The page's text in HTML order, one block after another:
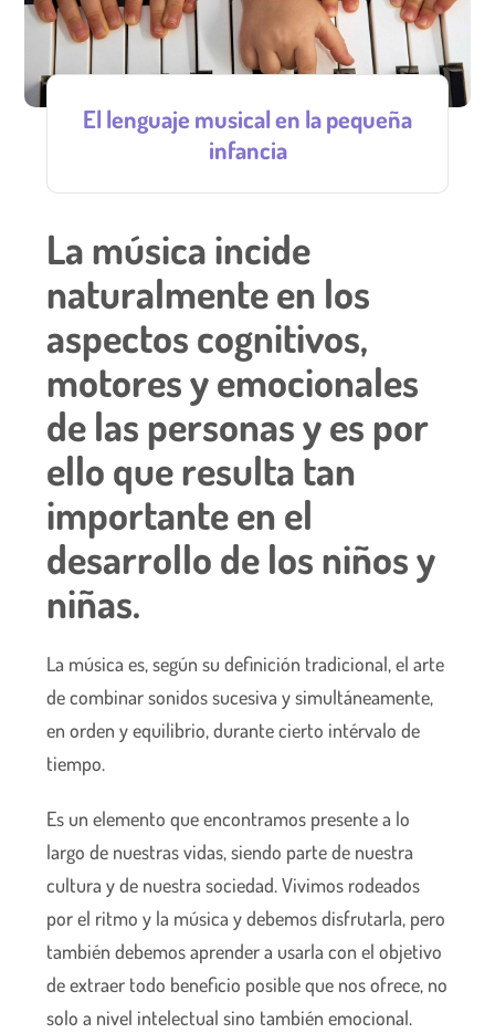
El lenguaje musical en la pequeña
infancia
La música incide
naturalmente en los
aspectos cognitivos,
motores y emocionales
de las personas y es por
ello que resulta tan
importante en el
desarrollo de los niños y
niñas.
La música es, según su definición tradicional, el arte
de combinar sonidos sucesiva y simultáneamente,
en orden y equilibrio, durante cierto intérvalo de
tiempo.
Es un elemento que encontramos presente a lo
largo de nuestras vidas, siendo parte de nuestra
cultura y de nuestra sociedad. Vivimos rodeados
por el ritmo y la música y debemos disfrutarla, pero
también debemos aprender a usarla con el objetivo
de extraer todo beneficio posible que nos ofrece, no
solo a nivel intelectual sino también emocional.